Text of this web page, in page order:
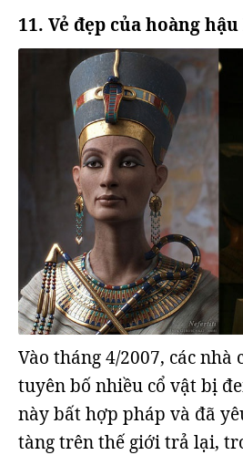
11. Vẻ đẹp của hoàng
Vào tháng 4/2007, các nhà
tuyên bố nhiều cổ vật bị
này bất hợp pháp và đã
tàng trên thế giới trả lại,